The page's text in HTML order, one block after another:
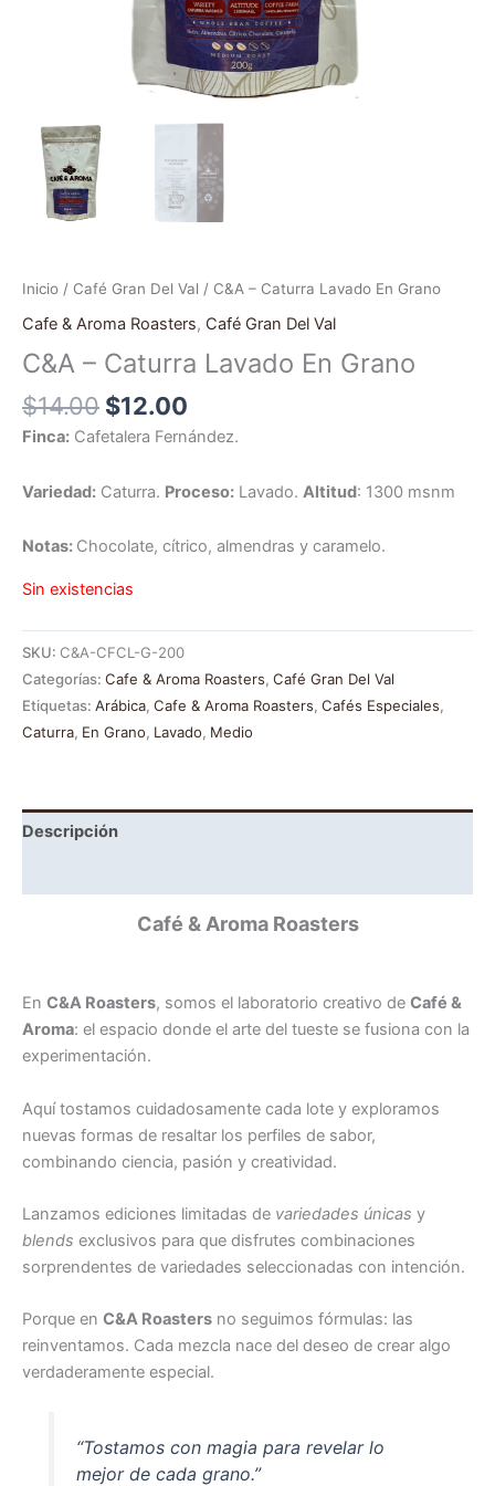
Inicio / Café Gran Del Val / C&A – Caturra Lavado En Grano
Cafe & Aroma Roasters, Café Gran Del Val
C&A – Caturra Lavado En Grano
$14.00 $12.00
Finca: Cafetalera Fernández.
Variedad: Caturra. Proceso: Lavado. Altitud: 1300 msnm
Notas: Chocolate, cítrico, almendras y caramelo.
Sin existencias
SKU: C&A-CFCL-G-200
Categorías: Cafe & Aroma Roasters, Café Gran Del Val
Etiquetas: Arábica, Cafe & Aroma Roasters, Cafés Especiales,
Caturra, En Grano, Lavado, Medio
Descripción
Café & Aroma Roasters
En C&A Roasters, somos el laboratorio creativo de Café &
Aroma: el espacio donde el arte del tueste se fusiona con la
experimentación.
Aquí tostamos cuidadosamente cada lote y exploramos
nuevas formas de resaltar los perfiles de sabor,
combinando ciencia, pasión y creatividad.
Lanzamos ediciones limitadas de variedades únicas y
blends exclusivos para que disfrutes combinaciones
sorprendentes de variedades seleccionadas con intención.
Porque en C&A Roasters no seguimos fórmulas: las
reinventamos. Cada mezcla nace del deseo de crear algo
verdaderamente especial.
“Tostamos con magia para revelar lo
mejor de cada grano.”